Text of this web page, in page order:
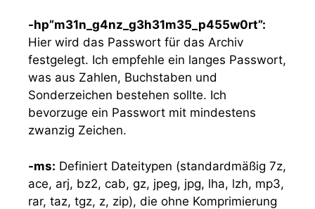
-hp”m31n_g4nz_g3h31m35_p455w0rt”:
Hier wird das Passwort für das Archiv
festgelegt. Ich empfehle ein langes Passwort,
was aus Zahlen, Buchstaben und
Sonderzeichen bestehen sollte. Ich
bevorzuge ein Passwort mit mindestens
zwanzig Zeichen.
-ms: Definiert Dateitypen (standardmäßig 7z,
ace, arj, bz2, cab, gz, jpeg, jpg, lha, lzh, mp3,
rar, taz, tgz, z, zip), die ohne Komprimierung